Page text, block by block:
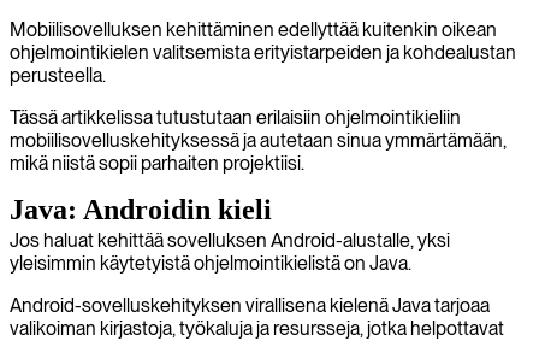
Mobiilisovelluksen kehittäminen edellyttää kuitenkin oikean
ohjelmointikielen valitsemista erityistarpeiden ja kohdealustan
perusteella.
Tässä artikkelissa tutustutaan erilaisiin ohjelmointikieliin
mobiilisovelluskehityksessä ja autetaan sinua ymmärtämään,
mikä niistä sopii parhaiten projektiisi.
Java: Androidin kieli
Jos haluat kehittää sovelluksen Android-alustalle, yksi
yleisimmin käytetyistä ohjelmointikielistä on Java.
Android-sovelluskehityksen virallisena kielenä Java tarjoaa
valikoiman kirjastoja, työkaluja ja resursseja, jotka helpottavat